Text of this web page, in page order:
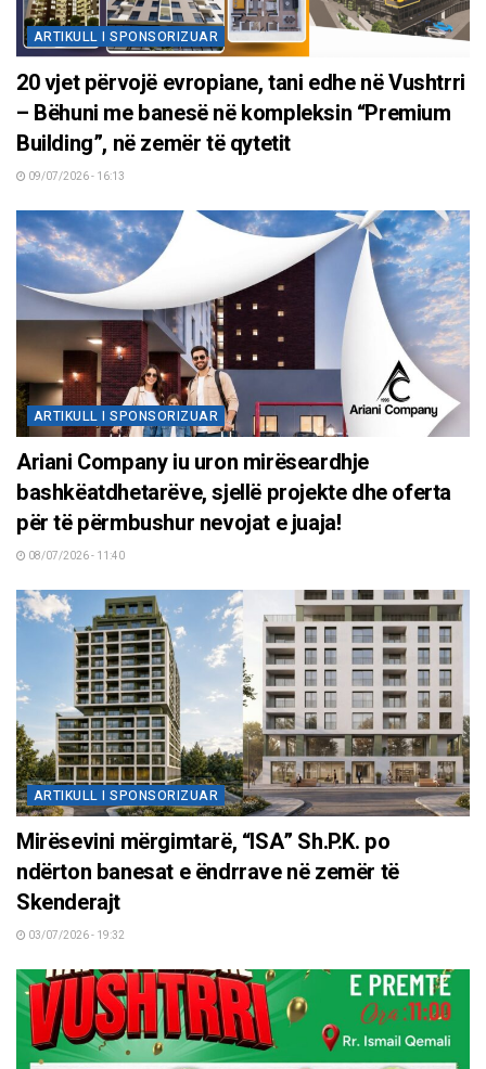
ARTIKULL I SPONSORIZUAR
20 vjet përvojë evropiane, tani edhe në Vushtrri
– Bëhuni me banesë në kompleksin “Premium
Building”, në zemër të qytetit
09/07/2026 - 16:13
ARTIKULL I SPONSORIZUAR
Ariani Company iu uron mirëseardhje
bashkëatdhetarëve, sjellë projekte dhe oferta
për të përmbushur nevojat e juaja!
08/07/2026 - 11:40
ARTIKULL I SPONSORIZUAR
Mirësevini mërgimtarë, “ISA” Sh.P.K. po
ndërton banesat e ëndrrave në zemër të
Skenderajt
03/07/2026 - 19:32